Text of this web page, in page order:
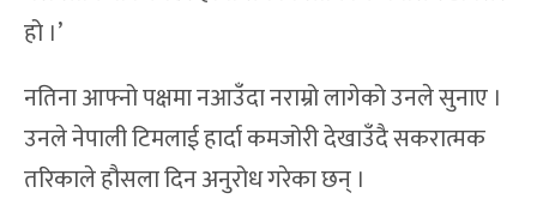
हो ।’
नतिना आफ्नो पक्षमा नआउँदा नराम्रो लागेको उनले सुनाए ।
उनले नेपाली टिमलाई हार्दा कमजोरी देखाउँदै सकरात्मक
तरिकाले हौसला दिन अनुरोध गरेका छन् ।